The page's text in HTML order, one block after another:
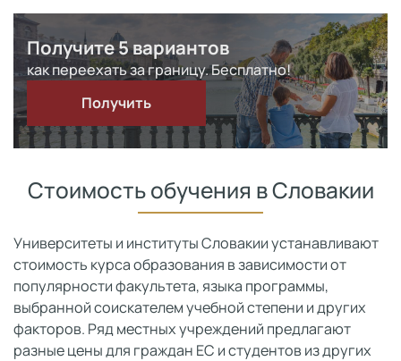
Получите 5 вариантов
как переехать за границу. Бесплатно!
Получить
Стоимость обучения в Словакии
Университеты и институты Словакии устанавливают
стоимость курса образования в зависимости от
популярности факультета, языка программы,
выбранной соискателем учебной степени и других
факторов. Ряд местных учреждений предлагают
разные цены для граждан ЕС и студентов из других